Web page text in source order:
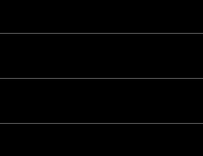
の管理
に知られることがないように他のWEB
員自身が責任を持って管理してくださ